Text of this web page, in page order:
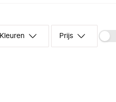
Kleuren Prijs